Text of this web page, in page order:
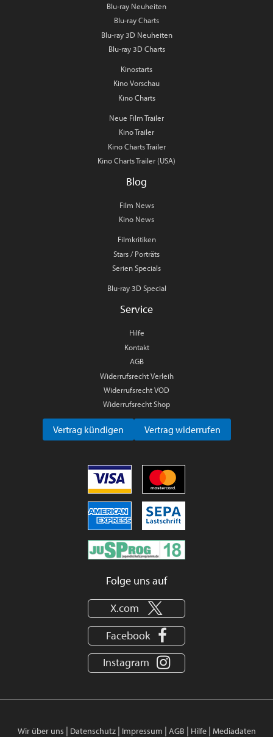
Blu-ray Neuheiten
Blu-ray Charts
Blu-ray 3D Neuheiten
Blu-ray 3D Charts
Kinostarts
Kino Vorschau
Kino Charts
Neue Film Trailer
Kino Trailer
Kino Charts Trailer
Kino Charts Trailer (USA)
Blog
Film News
Kino News
Filmkritiken
Stars / Porträts
Serien Specials
Blu-ray 3D Special
Service
Hilfe
Kontakt
AGB
Widerrufsrecht Verleih
Widerrufsrecht VOD
Widerrufsrecht Shop
Vertrag kündigen Vertrag widerrufen
Folge uns auf
X.com
Facebook
Instagram
Wir über uns | Datenschutz| Impressum | AGB | Hilfe| Mediadaten